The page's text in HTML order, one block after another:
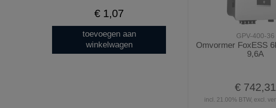
€ 1,07
toevoegen aan
winkelwagen
GPV-400-36
Omvormer FoxESS
9,6A
€ 742,31
incl. 21.00% BTW, excl.